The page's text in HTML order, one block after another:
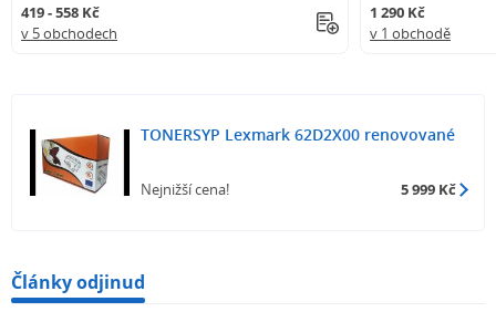
419 - 558 Kč
v 5 obchodech
1 290 Kč
v 1 obchodě
TONERSYP Lexmark 62D2X00 renovované
Nejnižší cena! 5 999 Kč
Články odjinud